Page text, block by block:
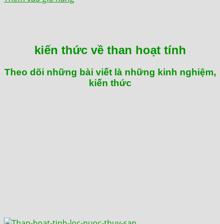
kiến thức về than hoạt tính
Theo dõi những bài viết là những kinh nghiệm,
kiến thức